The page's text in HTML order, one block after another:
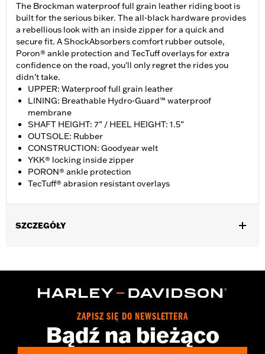
The Brockman waterproof full grain leather riding boot is
built for the serious biker. The all-black hardware provides
a rebellious look with an inside zipper for a quick and
secure fit. A ShockAbsorbers comfort rubber outsole,
Poron® ankle protection and TecTuff overlays for extra
confidence on the road, you'll only regret the rides you
didn't take.
UPPER: Waterproof full grain leather
LINING: Breathable Hydro-Guard™ waterproof
membrane
SHAFT HEIGHT: 7” / HEEL HEIGHT: 1.5”
OUTSOLE: Rubber
CONSTRUCTION: Goodyear welt
YKK® locking inside zipper
PORON® ankle protection
TecTuff® abrasion resistant overlays
SZCZEGÓŁY
Functional Features:Waterproof
Dimension Description: SHAFT HEIGHT: 7” / HEEL HEIGHT:
ZAPISZ SIĘ DO NEWSLETTERA
Bądź na bieżąco